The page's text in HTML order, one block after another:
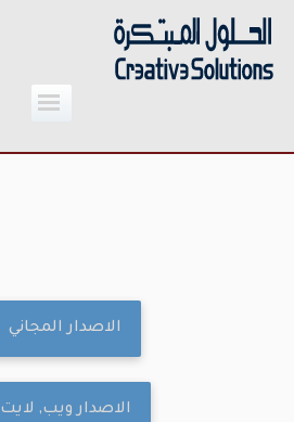
الاصدار المجاني
الاصدار ويب, لايت